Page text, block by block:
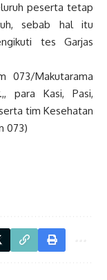
peserta tetap
sebab hal itu
tes Garjas
073/Makutarama
para Kasi, Pasi,
tim Kesehatan
073)